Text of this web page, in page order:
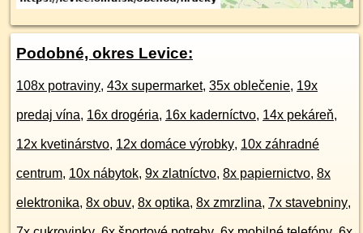
Podobné, okres Levice:
108x potraviny, 43x supermarket, 35x oblečenie, 19x
predaj vína, 16x drogéria, 16x kaderníctvo, 14x pekáreň,
12x kvetinárstvo, 12x domáce výrobky, 10x záhradné
centrum, 10x nábytok, 9x zlatníctvo, 8x papiernictvo, 8x
elektronika, 8x obuv, 8x optika, 8x zmrzlina, 7x stavebniny,